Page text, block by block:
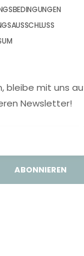
bleibe mit uns
Newsletter!
ABONNIEREN